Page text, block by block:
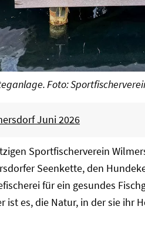
Foto:
Juni 2026
Sportfischerverein
Seenkette, den
für ein gesundes
ist es, die Natur, in der sie ihr